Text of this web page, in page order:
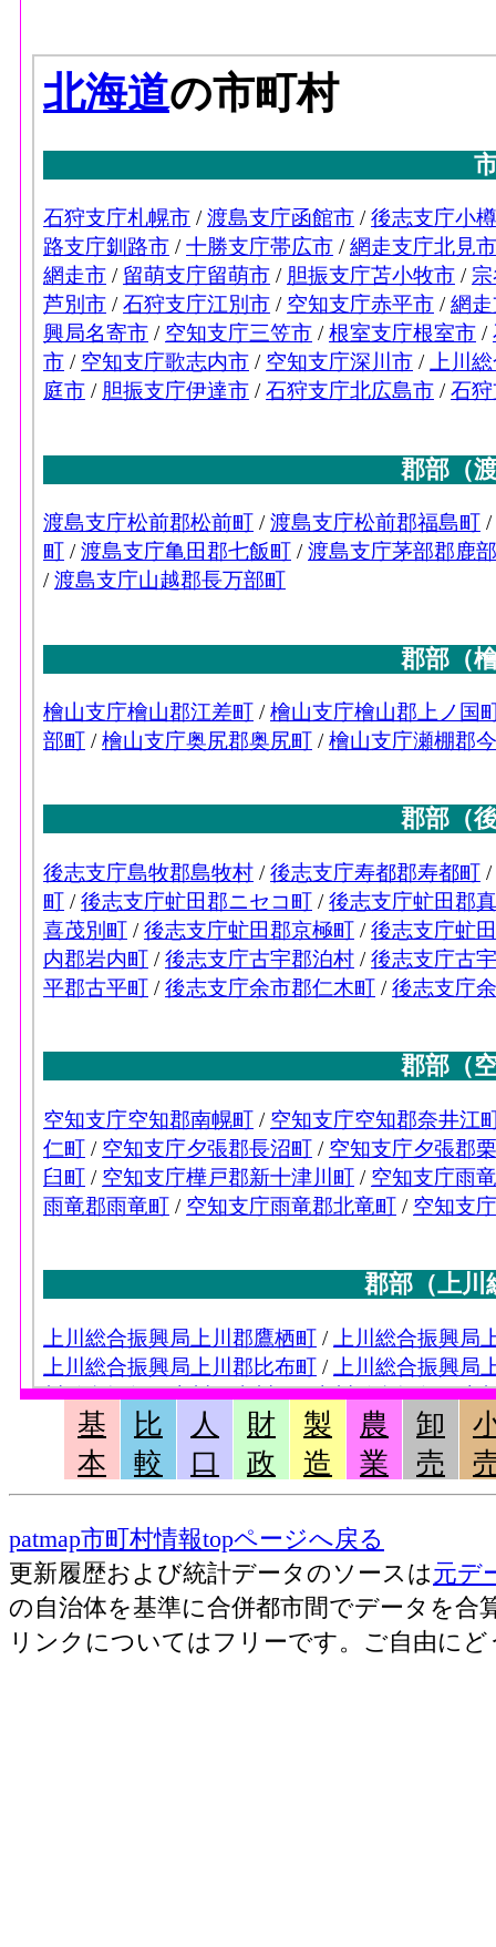
基
本
比
較
人
口
財
政
製
造
農
業
卸
売
patmap市町村情報topページへ戻る
更新履歴および統計データのソースは元デ
の自治体を基準に合併都市間でデータを合
リンクについてはフリーです。ご自由にど